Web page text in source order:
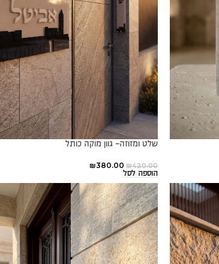
שלט ומזוזה- גוון מוקה כותל
₪420.00
₪380.00
הוספה לסל